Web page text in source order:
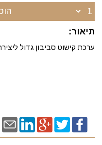
תיאור:
ערכת קישוט סביבון גדול